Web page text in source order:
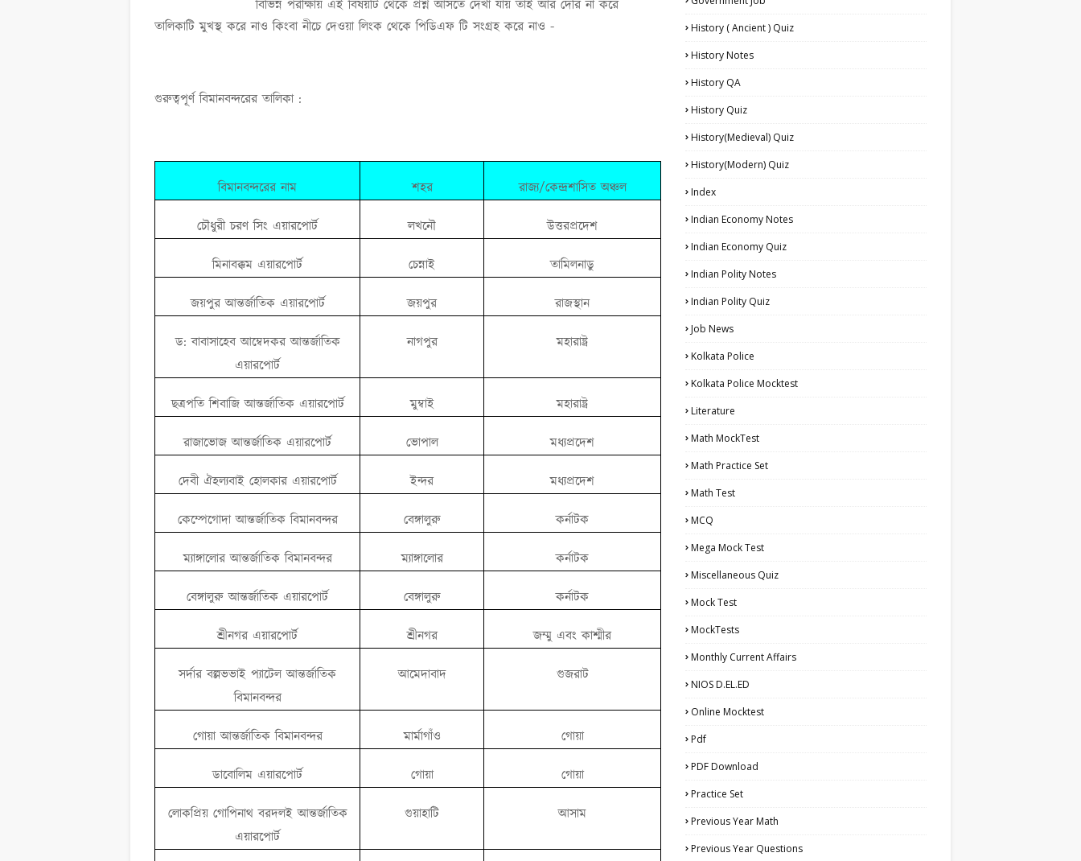
বিভিন্ন পরীক্ষায় এই বিষয়টি থেকে প্রশ্ন আসতে দেখা যায় তাই আর দেরি না করে
তালিকাটি মুখস্থ করে নাও কিংবা নীচে দেওয়া লিংক থেকে পিডিএফ টি সংগ্রহ করে নাও -
গুরুত্বপূর্ণ বিমানবন্দরের তালিকা :
বিমানবন্দরের নাম শহর রাজ্য/কেন্দ্রশাসিত অঞ্চল
চৌধুরী চরণ সিং এয়ারপোর্ট লখনৌ উত্তরপ্রদেশ
মিনাবক্কম এয়ারপোর্ট চেন্নাই তামিলনাডু
জয়পুর আন্তর্জাতিক এয়ারপোর্ট জয়পুর রাজস্থান
ড: বাবাসাহেব আম্বেদকর আন্তর্জাতিক
এয়ারপোর্ট
নাগপুর মহারাষ্ট্র
ছত্রপতি শিবাজি আন্তর্জাতিক এয়ারপোর্ট মুম্বাই মহারাষ্ট্র
রাজাভোজ আন্তর্জাতিক এয়ারপোর্ট ভোপাল মধ্যপ্রদেশ
দেবী ঐহল্যবাই হোলকার এয়ারপোর্ট ইন্দর মধ্যপ্রদেশ
কেম্পেগোদা আন্তর্জাতিক বিমানবন্দর বেঙ্গালুরু কর্নাটক
ম্যাঙ্গালোর আন্তর্জাতিক বিমানবন্দর ম্যাঙ্গালোর কর্নাটক
বেঙ্গালুরু আন্তর্জাতিক এয়ারপোর্ট বেঙ্গালুরু কর্নাটক
শ্রীনগর এয়ারপোর্ট শ্রীনগর জম্মু এবং কাশ্মীর
সর্দার বল্লভভাই প্যাটেল আন্তর্জাতিক
বিমানবন্দর
আমেদাবাদ গুজরাট
গোয়া আন্তর্জাতিক বিমানবন্দর মার্মাগাঁও গোয়া
ডাবোলিম এয়ারপোর্ট গোয়া গোয়া
লোকপ্রিয় গোপিনাথ বরদলই আন্তর্জাতিক
এয়ারপোর্ট
গুয়াহাটি আসাম
History ( Ancient ) Quiz
History Notes
History QA
History Quiz
History(Medieval) Quiz
History(Modern) Quiz
Index
Indian Economy Notes
Indian Economy Quiz
Indian Polity Notes
Indian Polity Quiz
Job News
Kolkata Police
Kolkata Police Mocktest
Literature
Math MockTest
Math Practice Set
Math Test
MCQ
Mega Mock Test
Miscellaneous Quiz
Mock Test
MockTests
Monthly Current Affairs
NIOS D.EL.ED
Online Mocktest
Pdf
PDF Download
Practice Set
Previous Year Math
Previous Year Questions